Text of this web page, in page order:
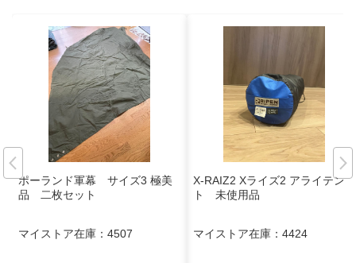
ポーランド軍幕 サイズ3 極美
品 二枚セット
マイストア在庫： 4507
X-RAIZ2 Xライズ2 アライテン
ト 未使用品
マイストア在庫： 4424